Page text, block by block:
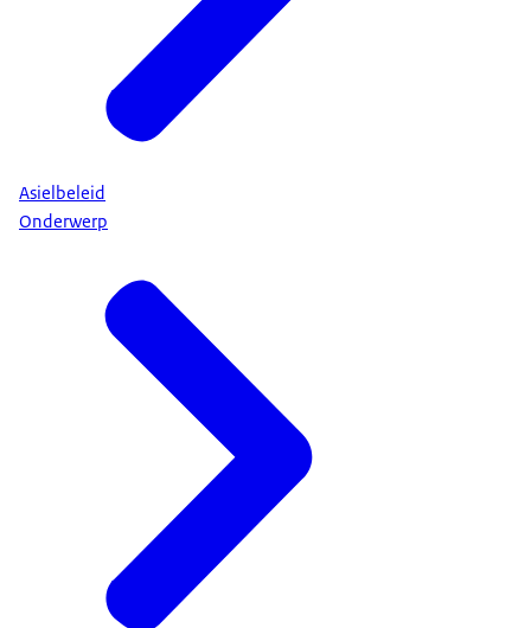
Asielbeleid
Onderwerp